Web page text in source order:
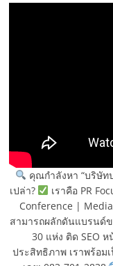
คุณกำลังหา “บริษั
เปล่า?
เราคือ PR
Conference |
สามารถผลักดันแบรนด์
30 แห่ง ติด SEO
ประสิทธิภาพ เราพร้อม